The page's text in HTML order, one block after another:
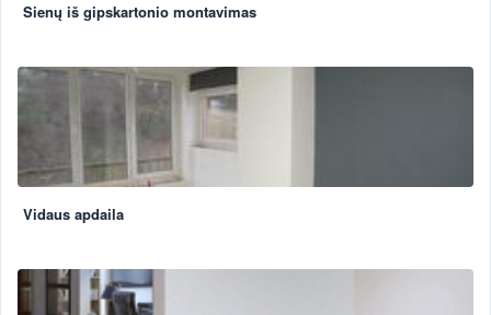
Sienų iš gipskartonio montavimas
Vidaus apdaila